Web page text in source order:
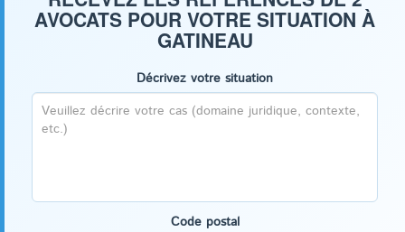
AVOCATS POUR VOTRE SITUATION À
GATINEAU
Décrivez votre situation
Code postal